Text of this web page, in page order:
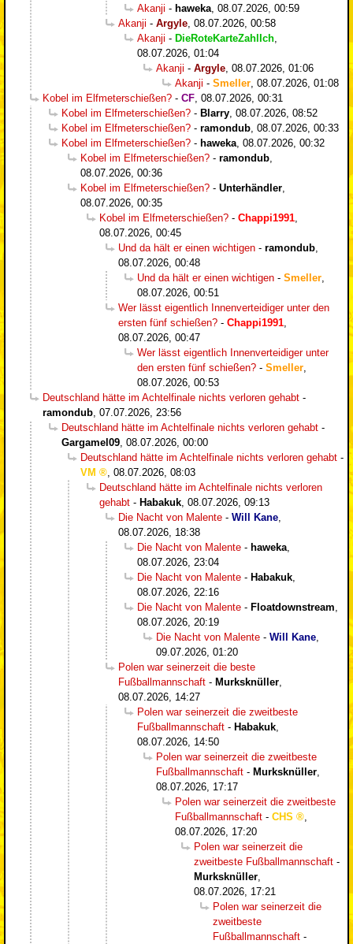
Akanji - haweka 08.07.2026, 00:59
Akanji - Argyle 08.07.2026, 00:58
Akanji - DieRoteKarteZahlIch
08.07.2026, 01:04
Akanji - Argyle 08.07.2026, 01:06
Akanji - Smeller 08.07.2026, 01:08
Kobel im Elfmeterschießen? - CF 08.07.2026, 00:31
Kobel im Elfmeterschießen? - Blarry 08.07.2026, 08:52
Kobel im Elfmeterschießen? - ramondub 08.07.2026, 00:33
Kobel im Elfmeterschießen? - haweka 08.07.2026, 00:32
Kobel im Elfmeterschießen? - ramondub
08.07.2026, 00:36
Kobel im Elfmeterschießen? - Unterhändler
08.07.2026, 00:35
Kobel im Elfmeterschießen? - Chappi1991
08.07.2026, 00:45
Und da hält er einen wichtigen - ramondub
08.07.2026, 00:48
Und da hält er einen wichtigen - Smeller
08.07.2026, 00:51
Wer lässt eigentlich Innenverteidiger unter den
ersten fünf schießen? - Chappi1991
08.07.2026, 00:47
Wer lässt eigentlich Innenverteidiger unter
den ersten fünf schießen? - Smeller
08.07.2026, 00:53
Deutschland hätte im Achtelfinale nichts verloren gehabt -
ramondub 07.07.2026, 23:56
Deutschland hätte im Achtelfinale nichts verloren gehabt -
Gargamel09 08.07.2026, 00:00
Deutschland hätte im Achtelfinale nichts verloren gehabt -
VM
08.07.2026, 08:03
Deutschland hätte im Achtelfinale nichts verloren
gehabt - Habakuk 08.07.2026, 09:13
Die Nacht von Malente - Will Kane
08.07.2026, 18:38
Die Nacht von Malente - haweka
08.07.2026, 23:04
Die Nacht von Malente - Habakuk
08.07.2026, 22:16
Die Nacht von Malente - Floatdownstream
08.07.2026, 20:19
Die Nacht von Malente - Will Kane
09.07.2026, 01:20
Polen war seinerzeit die beste
Fußballmannschaft - Murksknüller
08.07.2026, 14:27
Polen war seinerzeit die zweitbeste
Fußballmannschaft - Habakuk
08.07.2026, 14:50
Polen war seinerzeit die zweitbeste
Fußballmannschaft - Murksknüller
08.07.2026, 17:17
Polen war seinerzeit die zweitbeste
Fußballmannschaft - CHS
08.07.2026, 17:20
Polen war seinerzeit die
zweitbeste Fußballmannschaft -
Murksknüller
08.07.2026, 17:21
Polen war seinerzeit die
zweitbeste
Fußballmannschaft -